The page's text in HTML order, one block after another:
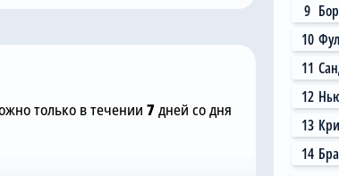
только в течении 7дней со дня
9
10
11
12
13
14